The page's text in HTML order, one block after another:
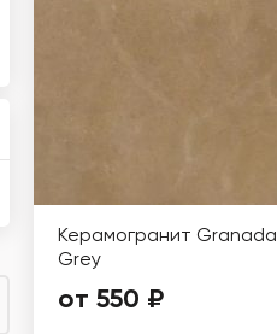
Керамогранит Granada
Grey
от 550 ₽